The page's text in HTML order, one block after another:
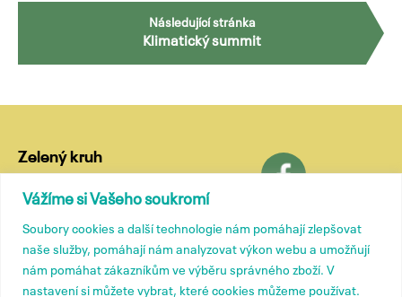
Vážíme si Vašeho soukromí
Soubory cookies a další technologie nám pomáhají zlepšovat
naše služby, pomáhají nám analyzovat výkon webu a umožňují
nám pomáhat zákazníkům ve výběru správného zboží. V
nastavení si můžete vybrat, které cookies můžeme používat.
NavigaceNásledující stránka
Klimatický summit
Zelený kruh
120 00 Praha 2
tel.: (+420) 799 572 435
kancelar@zelenykruh.cz